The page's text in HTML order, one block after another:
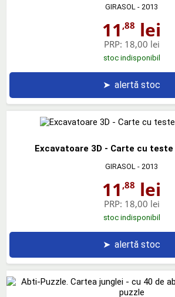
GIRASOL - 2013
11 ,88 lei
PRP: 18,00 lei
stoc indisponibil
➤ alertă stoc
Excavatoare 3D - Carte cu
GIRASOL - 2013
11 ,88 lei
PRP: 18,00 lei
stoc indisponibil
➤ alertă stoc